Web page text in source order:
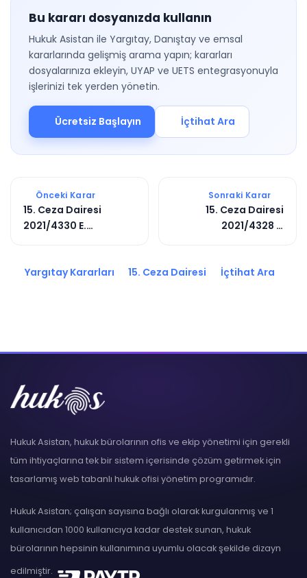
Bu kararı dosyanızda kullanın
Hukuk Asistan ile Yargıtay, Danıştay ve emsal
kararlarında gelişmiş arama yapın; kararları
dosyalarınıza ekleyin, UYAP ve UETS entegrasyonuyla
işlerinizi tek yerden yönetin.
Ücretsiz Başlayın İçtihat Ara
Önceki Karar
15. Ceza Dairesi
2021/4330 E.
Sonraki Karar
15. Ceza Dairesi
2021/4328 E.
Yargıtay Kararları 15. Ceza Dairesi İçtihat Ara
Hukuk Asistan, hukuk bürolarının ofis ve ekip yönetimi için gerekli
tüm ihtiyaçlarına tek bir sistem içerisinde çözüm getirmek için
tasarlamış web tabanlı hukuk ofisi yönetim programıdır.
Hukuk Asistan; çalışan sayısına bağlı olarak kurgulanmış ve 1
kullanıcıdan 1000 kullanıcıya kadar destek sunan, hukuk
bürolarının hepsinin kullanımına uyumlu olacak şekilde dizayn
edilmiştir.